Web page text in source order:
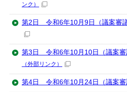
ンク）
第2日 令和6年10月9日（議案審議
第3日 令和6年10月10日（議案審
（外部リンク）
第4日 令和6年10月24日（議案審